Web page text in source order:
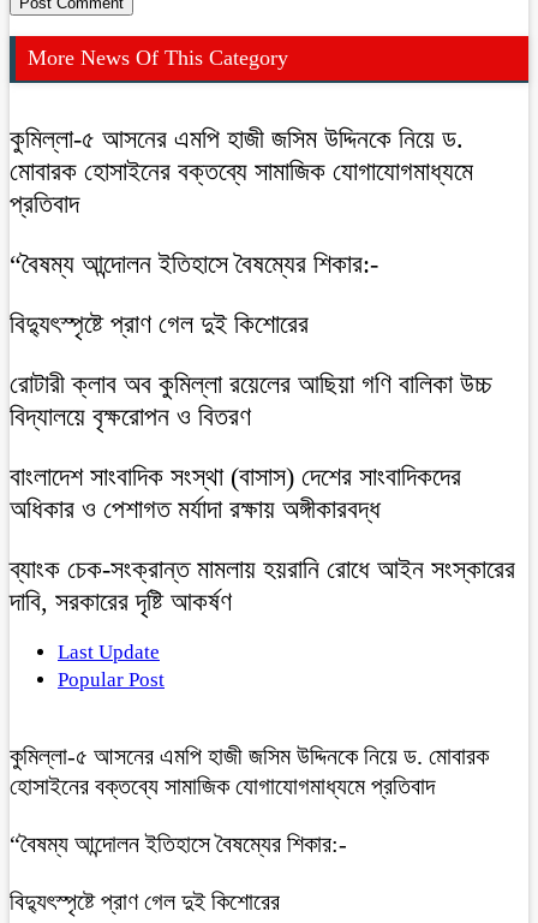
More News Of This Category
কুমিল্লা-৫ আসনের এমপি হাজী জসিম উদ্দিনকে নিয়ে ড.
মোবারক হোসাইনের বক্তব্যে সামাজিক যোগাযোগমাধ্যমে
প্রতিবাদ
“বৈষম্য আন্দোলন ইতিহাসে বৈষম্যের শিকার:-
বিদ্যুৎস্পৃষ্টে প্রাণ গেল দুই কিশোরের
রোটারী ক্লাব অব কুমিল্লা রয়েলের আছিয়া গণি বালিকা উচ্চ
বিদ্যালয়ে বৃক্ষরোপন ও বিতরণ
বাংলাদেশ সাংবাদিক সংস্থা (বাসাস) দেশের সাংবাদিকদের
অধিকার ও পেশাগত মর্যাদা রক্ষায় অঙ্গীকারবদ্ধ
ব্যাংক চেক-সংক্রান্ত মামলায় হয়রানি রোধে আইন সংস্কারের
দাবি, সরকারের দৃষ্টি আকর্ষণ
Last Update
Popular Post
কুমিল্লা-৫ আসনের এমপি হাজী জসিম উদ্দিনকে নিয়ে ড. মোবারক
হোসাইনের বক্তব্যে সামাজিক যোগাযোগমাধ্যমে প্রতিবাদ
“বৈষম্য আন্দোলন ইতিহাসে বৈষম্যের শিকার:-
বিদ্যুৎস্পৃষ্টে প্রাণ গেল দুই কিশোরের